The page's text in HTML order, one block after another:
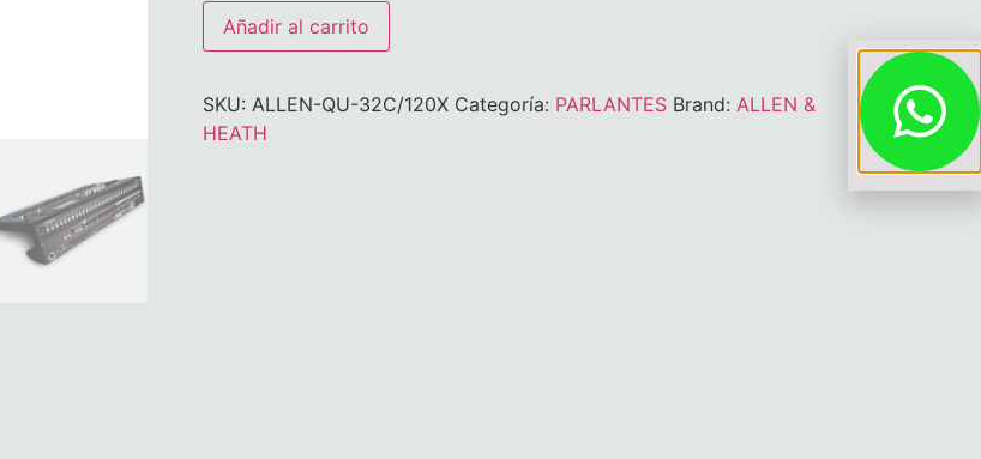
Añadir al carrito
SKU: ALLEN-QU-32C/120X Categoría: PARLANTES Brand: ALLEN &
HEATH